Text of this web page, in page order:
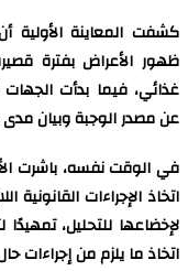
كشفت المعاينة الأولية
ظهور الأعراض بفترة
غذائي، فيما بدأت
عن مصدر الوجبة وبيان مدى
في الوقت نفسه، باشرت
اتخاذ الإجراءات
لإخضاعها للتحليل،
اتخاذ ما يلزم من إجراءات